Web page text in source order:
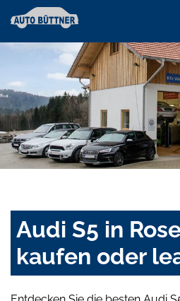
Audi S5 in
kaufen oder